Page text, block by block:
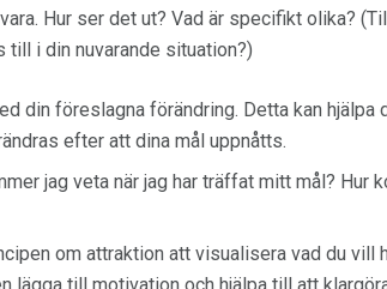
Hur ser det ut? Vad är specifikt olika?
till i din nuvarande situation?)
din föreslagna förändring. Detta kan
efter att dina mål uppnåtts.
jag veta när jag har träffat mitt mål? Hur
om attraktion att visualisera vad du vill